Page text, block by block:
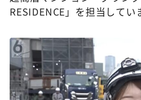
RESIDENCE」を担当してい